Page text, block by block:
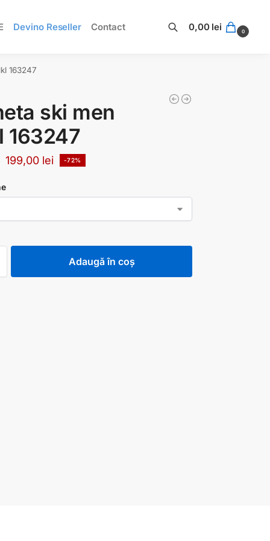
Devino Reseller Contact
Caută
0,00 lei 0
163247
ski men
163247
199,00 lei -72%
Adaugă în coș